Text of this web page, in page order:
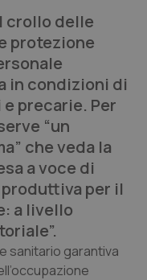
crollo delle
protezione
in condizioni di
precarie. Per
“un
che veda la
a voce di
per il
a livello
sanitario garantiva